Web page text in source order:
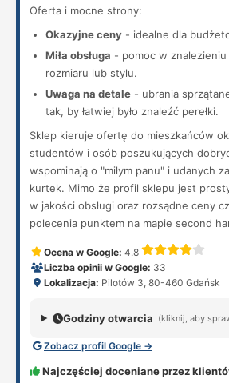
Oferta i mocne strony:
Okazyjne ceny - idealne dla
Miła obsługa - pomoc w
rozmiaru lub stylu.
Uwaga na detale - ubrania
tak, by łatwiej było znaleźć perełki.
Sklep kieruje ofertę do mieszkańców
studentów i osób poszukujących
wspominają o "miłym panu" i udanych
kurtek. Mimo że profil sklepu jest
w jakości obsługi oraz rozsądne ceny
polecenia punktem na mapie second
Ocena w Google: 4.8
Liczba opinii w Google: 33
Lokalizacja: Pilotów 3, 80-460 Gdańsk
Godziny otwarcia (kliknij, aby
Zobacz profil Google →
Najczęściej doceniane przez